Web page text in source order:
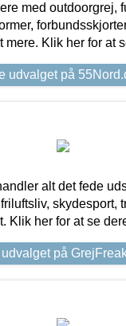
med outdoorgrej,
Klik her for at
udvalget på
alt det fede
Klik her for at se
på